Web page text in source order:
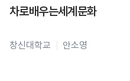
차로배우는세계문화
창신대학교 안소영